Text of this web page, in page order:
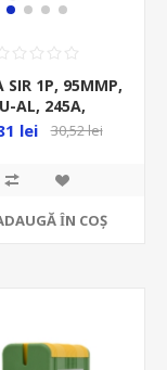
SIR 1P, 95MMP,
AL, 245A,
lei 30,52 lei
ȊN COŞ